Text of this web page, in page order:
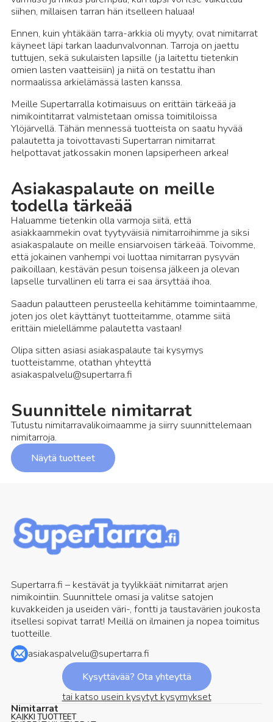
siihen, millaisen tarran hän itselleen haluaa!
Ennen, kuin yhtäkään tarra-arkkia oli myyty, ovat nimitarrat
käyneet läpi tarkan laadunvalvonnan. Tarroja on jaettu
tuttujen, sekä sukulaisten lapsille (ja laitettu tietenkin
omien lasten vaatteisiin) ja niitä on testattu ihan
normaalissa arkielämässä lasten kanssa.
Meille Supertarralla kotimaisuus on erittäin tärkeää ja
nimikointitarrat valmistetaan omissa toimitiloissa
Ylöjärvellä. Tähän mennessä tuotteista on saatu hyvää
palautetta ja toivottavasti Supertarran nimitarrat
helpottavat jatkossakin monen lapsiperheen arkea!
Asiakaspalaute on meille
todella tärkeää
Haluamme tietenkin olla varmoja siitä, että
asiakkaammekin ovat tyytyväisiä nimitarroihimme ja siksi
asiakaspalaute on meille ensiarvoisen tärkeää. Toivomme,
että jokainen vanhempi voi luottaa nimitarran pysyvän
paikoillaan, kestävän pesun toisensa jälkeen ja olevan
lapselle turvallinen eli tarra ei saa ärsyttää ihoa.
Saadun palautteen perusteella kehitämme toimintaamme,
joten jos olet käyttänyt tuotteitamme, otamme siitä
erittäin mielellämme palautetta vastaan!
Olipa sitten asiasi asiakaspalaute tai kysymys
tuotteistamme, otathan yhteyttä
asiakaspalvelu@supertarra.fi
Suunnittele nimitarrat
Tutustu nimitarravalikoimaamme ja siirry suunnittelemaan
nimitarroja.
Näytä tuotteet
Supertarra.fi – kestävät ja tyylikkäät nimitarrat arjen
nimikointiin. Suunnittele omasi ja valitse satojen
kuvakkeiden ja useiden väri-, fontti ja taustavärien joukosta
itsellesi sopivat tarrat! Meillä on ilmainen ja nopea toimitus
tuotteille.
asiakaspalvelu@supertarra.fi
Kysyttävää? Ota yhteyttä
tai katso usein kysytyt kysymykset
Nimitarrat
KAIKKI TUOTTEET